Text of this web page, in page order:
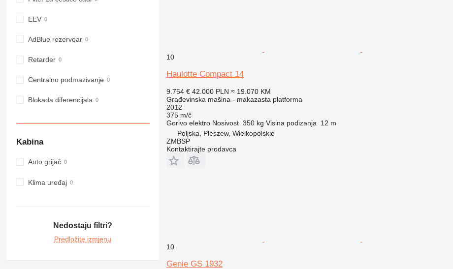
914
918
926
930
953
966
980
EEV
AdBlue rezervoar
Retarder
Centralno podmazivanje
Blokada diferencijala
Kabina
Auto grijač
Klima uređaj
Nedostaju filtri?
Predložite izmjenu
10
Haulotte Compact 14
9.754 € 42.000 PLN ≈ 19.070 KM
Građevinska mašina - makazasta platforma
2012
375 m/č
Gorivo elektro Nosivost 350 kg Visina podizanja
12 m
Poljska, Pleszew, Wielkopolskie
ZMBSP
Kontaktirajte prodavca
10
Genie GS 1932